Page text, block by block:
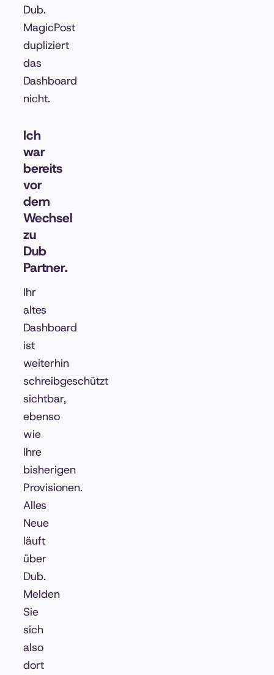
Dub.
MagicPost
dupliziert
das
Dashboard
nicht.
Ich
war
bereits
vor
dem
Wechsel
zu
Dub
Partner.
Ihr
altes
Dashboard
ist
weiterhin
schreibgeschützt
sichtbar,
ebenso
wie
Ihre
bisherigen
Provisionen.
Alles
Neue
läuft
über
Dub.
Melden
Sie
sich
also
dort